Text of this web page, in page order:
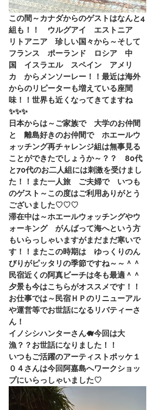
この間～カナダからのゲストはなんと4
組も！！　ウルグアイ　エストニア
リトアニア　珍しい国々から～そして
フランス　ポーランド　ロシア　中
国　イスラエル　スペイン　アメリ
カ　からメンソーレー！！最近は海外
からのリピーターも増えている座間
味！！世界も近くなってきてますね
✨✨✨
日本からは～ご家族で　大学のお仲間
と　離島好きのお仲間で　ホエールウ
ォッチング再チャレンジ組は無事見る
ことができたでしょうか～？？　80代
と70代のお二人組には刺激を受けまし
た！！また一人旅　ご夫婦で　いつも
のゲスト～この度はご利用ありがとう
ございました♡♡♡
滞在中は～ホエールウォッチングやウ
ォーキング　がんばって海へという方
もいらっしゃいますがまだまだ寒いで
す！！またこの時期は　ゆっくりのん
びりがピッタリの季節ですね～～＾＾
民宿近くの阿真ビーチは冬も最適＾＾
夕景も今はこちらがオススメです！！
お仕事では～民宿ＨＰのリニューアル
や運営等でお世話になるリバティーさ
ん！
イノシシハンターさん🐗今回は大
漁？？お世話になりました！！
いつもご活躍のアーティストポッケ１
０４さんは今回阿嘉島へワークショッ
プにいらっしゃいました♡